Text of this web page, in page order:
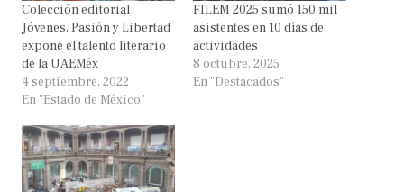
Colección editorial
Jóvenes, Pasión y Libertad
expone el talento literario
de la UAEMéx
4 septiembre, 2022
En "Estado de México"
FILEM 2025 sumó 150 mil
asistentes en 10 días de
actividades
8 octubre, 2025
En "Destacados"